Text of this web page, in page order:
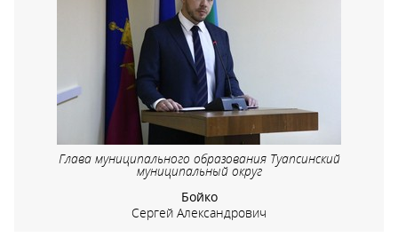
Глава муниципального образования Туапсинский
муниципальный округ
Бойко
Сергей Александрович